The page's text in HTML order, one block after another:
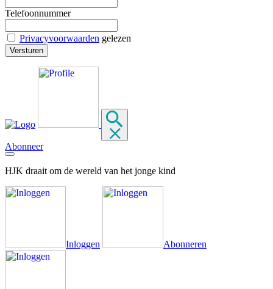
Telefoonnummer
Privacyvoorwaarden gelezen
Abonneer
HJK draait om de wereld van het jonge kind
Inloggen Abonneren